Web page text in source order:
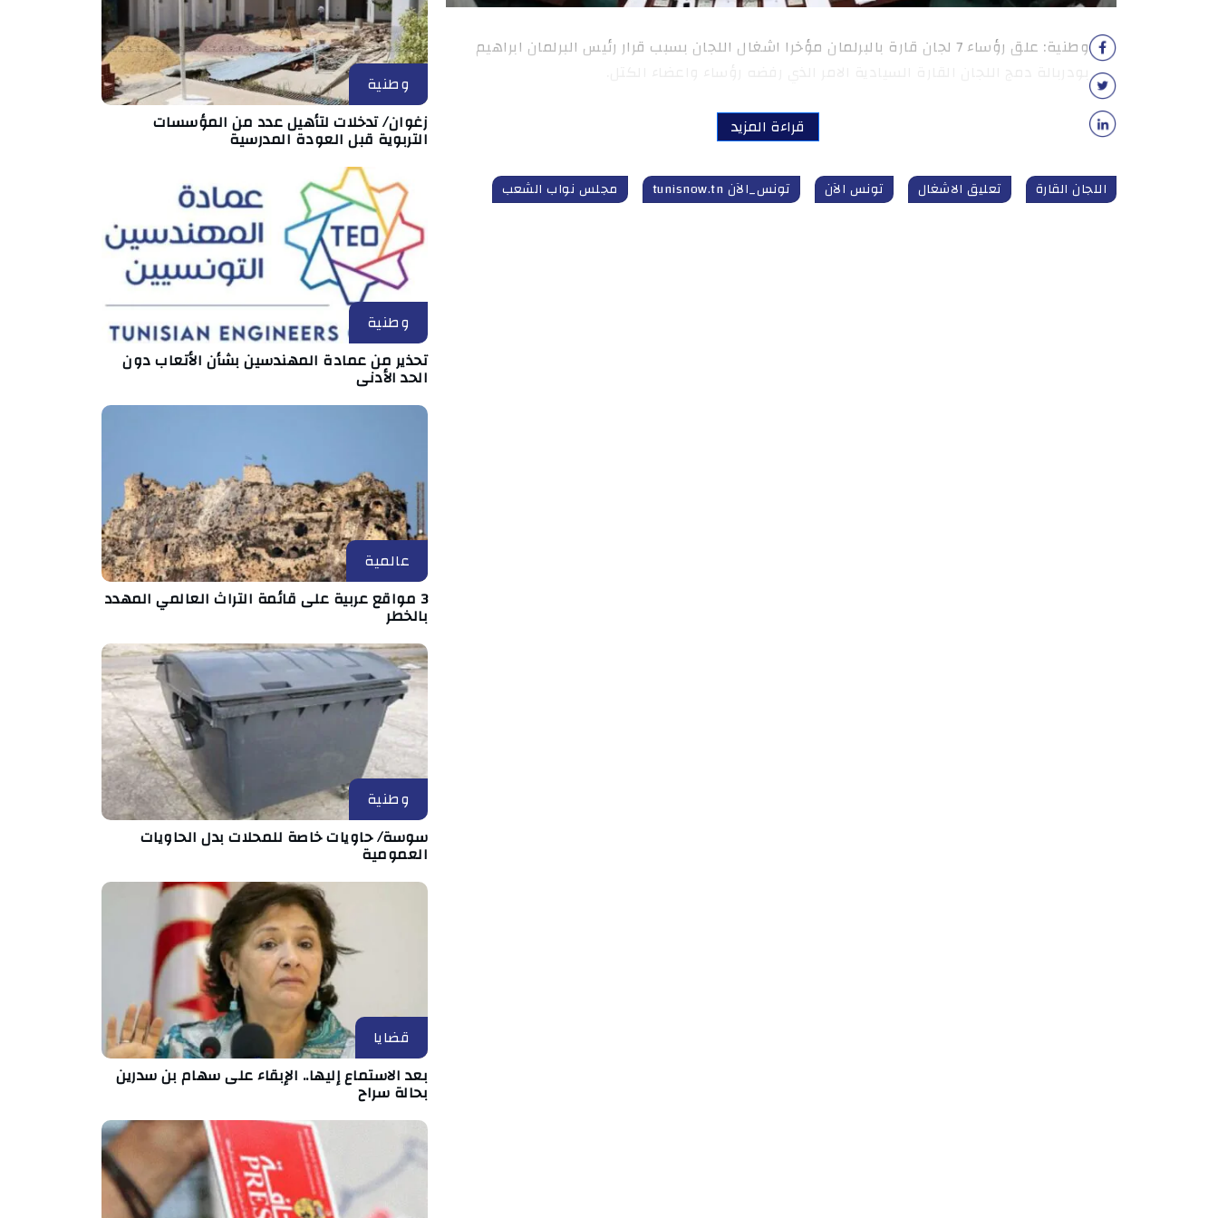
وطنية: علق رؤساء 7 لجان قارة بالبرلمان مؤخرا اشغال اللجان بسبب قرار رئيس البرلمان ابراهيم
قراءة المزيد
اللجان القارة تعليق الاشغال تونس الآن تونس_الآن tunisnow.tn مجلس نواب الشعب
وطنية
زغوان/ تدخلات لتأهيل عدد من المؤسسات
التربوية قبل العودة المدرسية
وطنية
تحذير من عمادة المهندسين بشأن الأتعاب دون
الحد الأدنى
عالمية
3 مواقع عربية على قائمة التراث العالمي المهدد
بالخطر
وطنية
سوسة/ حاويات خاصة للمحلات بدل الحاويات
العمومية
قضايا
بعد الاستماع إليها.. الإبقاء على سهام بن سدرين
بحالة سراح